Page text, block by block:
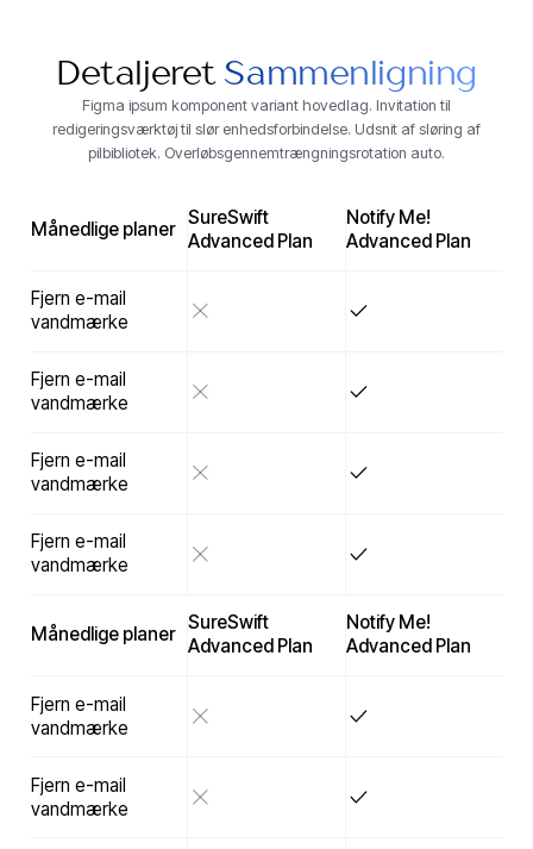
Detaljeret Sammenligning
Figma ipsum komponent variant hovedlag. Invitation til
redigeringsværktøj til slør enhedsforbindelse. Udsnit af sløring af
pilbibliotek. Overløbsgennemtrængningsrotation auto.
Månedlige planer
Fjern e-mail
vandmærke
Fjern e-mail
vandmærke
Fjern e-mail
vandmærke
Fjern e-mail
vandmærke
SureSwift
Advanced Plan
Notify Me!
Advanced Plan
Månedlige planer
Fjern e-mail
vandmærke
Fjern e-mail
vandmærke
SureSwift
Advanced Plan
Notify Me!
Advanced Plan